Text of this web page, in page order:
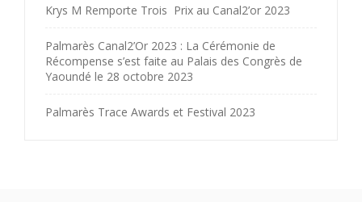
Krys M Remporte Trois Prix au Canal2’or 2023
Palmarès Canal2’Or 2023 : La Cérémonie de
Récompense s’est faite au Palais des Congrès de
Yaoundé le 28 octobre 2023
Palmarès Trace Awards et Festival 2023